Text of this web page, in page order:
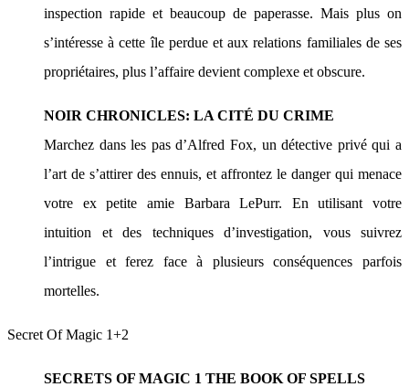
inspection rapide et beaucoup de paperasse. Mais plus on
s’intéresse à cette île perdue et aux relations familiales de ses
propriétaires, plus l’affaire devient complexe et obscure.
NOIR CHRONICLES: LA CITÉ DU CRIME
Marchez dans les pas d’Alfred Fox, un détective privé qui a
l’art de s’attirer des ennuis, et affrontez le danger qui menace
votre ex petite amie Barbara LePurr. En utilisant votre
intuition et des techniques d’investigation, vous suivrez
l’intrigue et ferez face à plusieurs conséquences parfois
mortelles.
Secret Of Magic 1+2
SECRETS OF MAGIC 1 THE BOOK OF SPELLS